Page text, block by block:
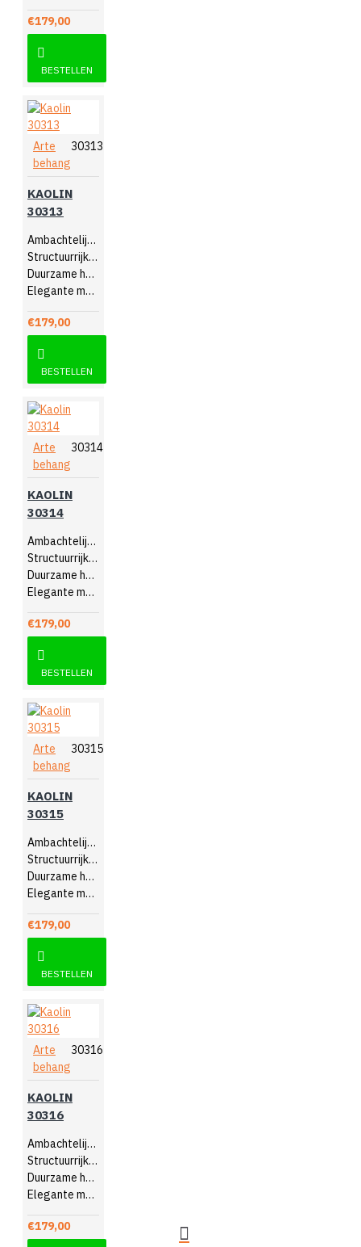
€179,00
BESTELLEN
Arte
behang
30313
KAOLIN
30313
Ambachtelijk design
Structuurrijk reliëf
Duurzame hoogwaardige kwaliteit
Elegante muurdecoratie
€179,00
BESTELLEN
Arte
behang
30314
KAOLIN
30314
Ambachtelijk design
Structuurrijk reliëf
Duurzame hoogwaardige kwaliteit
Elegante muurdecoratie
€179,00
BESTELLEN
Arte
behang
30315
KAOLIN
30315
Ambachtelijk design
Structuurrijk reliëf
Duurzame hoogwaardige kwaliteit
Elegante muurdecoratie
€179,00
BESTELLEN
Arte
behang
30316
KAOLIN
30316
Ambachtelijk design
Structuurrijk reliëf
Duurzame hoogwaardige kwaliteit
Elegante muurdecoratie
€179,00